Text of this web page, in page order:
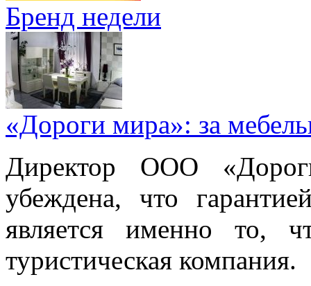
Бренд недели
«Дороги мира»: за
Директор ООО
убеждена, что
является именно то,
туристическая компания.